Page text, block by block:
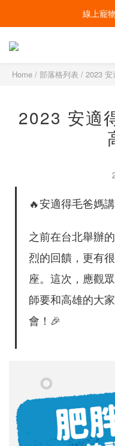
線上寵
線上寵
加入會員，
Home / 部落格列表 / 2023
2023 安適
🔥安適得毛爸媽
之前在台北舉辦
烈的回饋，更有
座。這次，應觀
師要和高雄的大
會！🎉